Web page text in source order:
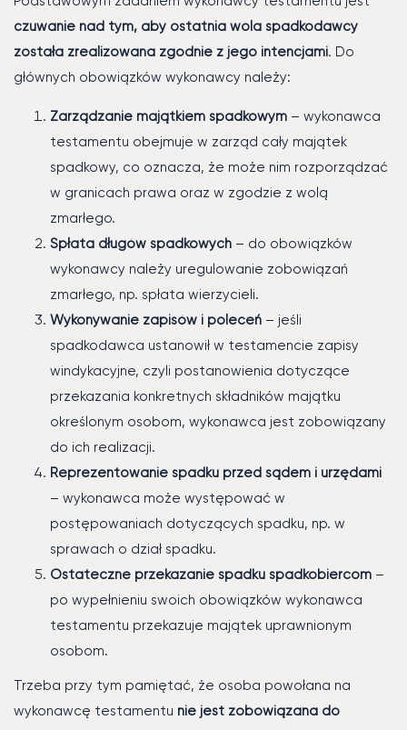
czuwanie nad tym, aby ostatnia wola spadkodawcy
została zrealizowana zgodnie z jego intencjami. Do
głównych obowiązków wykonawcy należy:
Zarządzanie majątkiem spadkowym – wykonawca
testamentu obejmuje w zarząd cały majątek
spadkowy, co oznacza, że może nim rozporządzać
w granicach prawa oraz w zgodzie z wolą
zmarłego.
Spłata długów spadkowych – do obowiązków
wykonawcy należy uregulowanie zobowiązań
zmarłego, np. spłata wierzycieli.
Wykonywanie zapisów i poleceń – jeśli
spadkodawca ustanowił w testamencie zapisy
windykacyjne, czyli postanowienia dotyczące
przekazania konkretnych składników majątku
określonym osobom, wykonawca jest zobowiązany
do ich realizacji.
Reprezentowanie spadku przed sądem i urzędami
– wykonawca może występować w
postępowaniach dotyczących spadku, np. w
sprawach o dział spadku.
Ostateczne przekazanie spadku spadkobiercom –
po wypełnieniu swoich obowiązków wykonawca
testamentu przekazuje majątek uprawnionym
osobom.
Trzeba przy tym pamiętać, że osoba powołana na
wykonawcę testamentu nie jest zobowiązana do